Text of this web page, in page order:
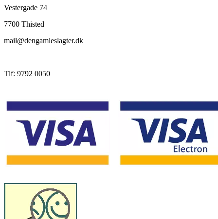
Vestergade 74
7700 Thisted
mail@dengamleslagter.dk
Tlf: 9792 0050